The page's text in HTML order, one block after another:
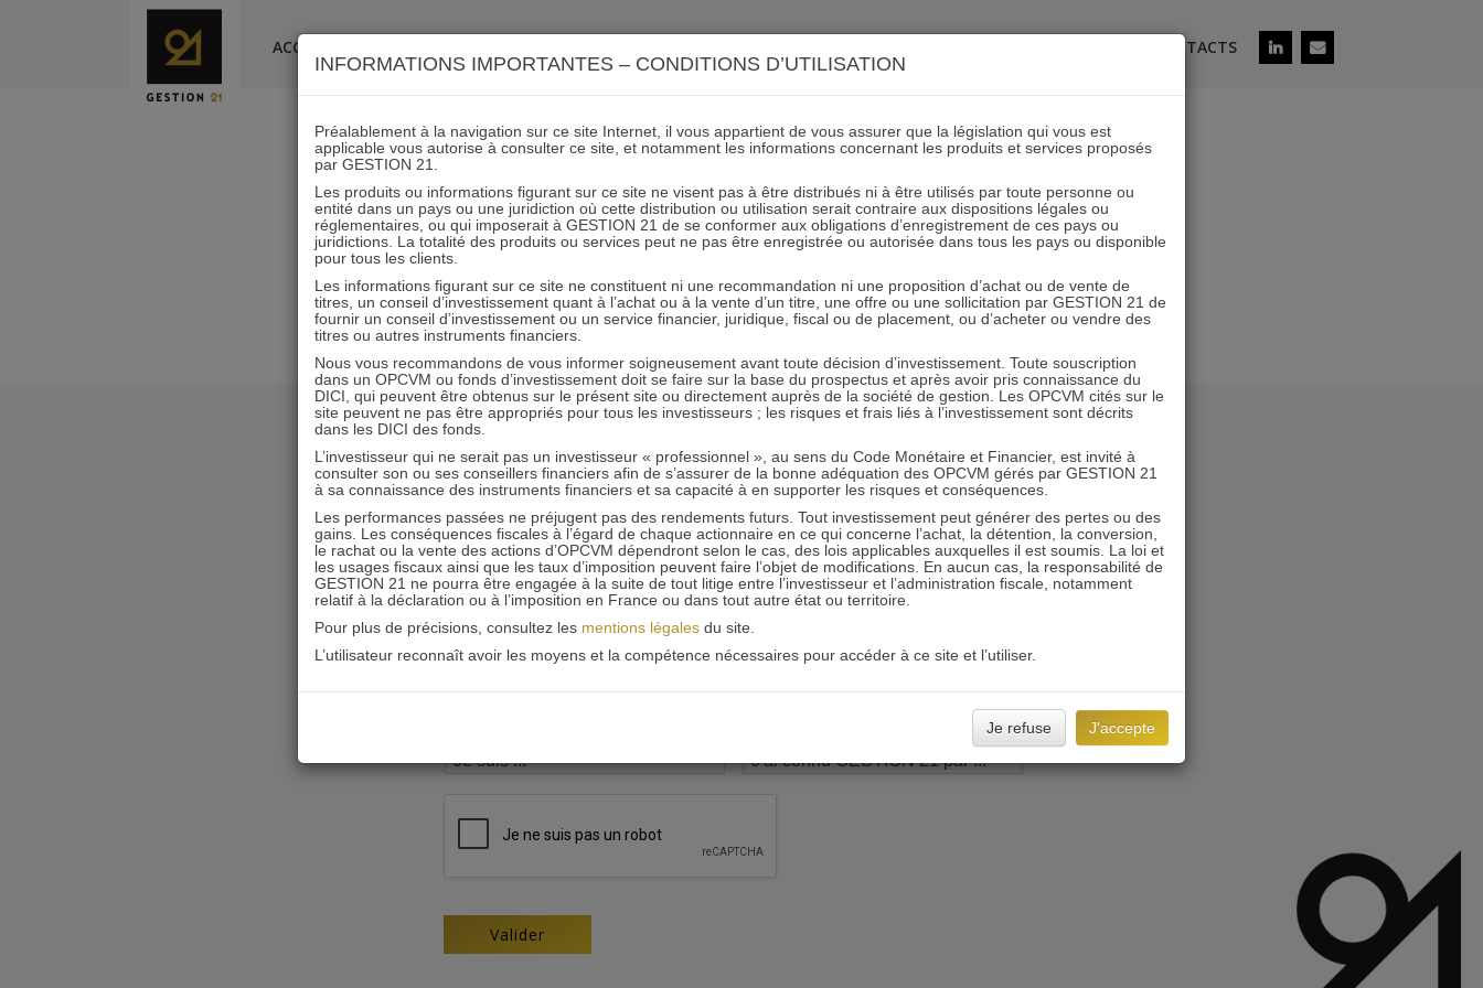
ACCUEIL CONTACTS
A21_L_Scenario de performance_20230428
29.05.2023 - Partagez l'article sur
RESTER INFORMÉ
Recevoir nos newsletters
INFORMATIONS IMPORTANTES – CONDITIONS D’UTILISATION
Préalablement à la navigation sur ce site Internet, il vous appartient de vous assurer que la législation qui vous est
applicable vous autorise à consulter ce site, et notamment les informations concernant les produits et services proposés
par GESTION 21.
Les produits ou informations figurant sur ce site ne visent pas à être distribués ni à être utilisés par toute personne ou
entité dans un pays ou une juridiction où cette distribution ou utilisation serait contraire aux dispositions légales ou
réglementaires, ou qui imposerait à GESTION 21 de se conformer aux obligations d’enregistrement de ces pays ou
juridictions. La totalité des produits ou services peut ne pas être enregistrée ou autorisée dans tous les pays ou disponible
pour tous les clients.
Les informations figurant sur ce site ne constituent ni une recommandation ni une proposition d’achat ou de vente de
titres, un conseil d’investissement quant à l’achat ou à la vente d’un titre, une offre ou une sollicitation par GESTION 21 de
fournir un conseil d’investissement ou un service financier, juridique, fiscal ou de placement, ou d’acheter ou vendre des
titres ou autres instruments financiers.
Nous vous recommandons de vous informer soigneusement avant toute décision d’investissement. Toute souscription
dans un OPCVM ou fonds d’investissement doit se faire sur la base du prospectus et après avoir pris connaissance du
DICI, qui peuvent être obtenus sur le présent site ou directement auprès de la société de gestion. Les OPCVM cités sur le
site peuvent ne pas être appropriés pour tous les investisseurs ; les risques et frais liés à l’investissement sont décrits
dans les DICI des fonds.
L’investisseur qui ne serait pas un investisseur « professionnel », au sens du Code Monétaire et Financier, est invité à
consulter son ou ses conseillers financiers afin de s’assurer de la bonne adéquation des OPCVM gérés par GESTION 21
à sa connaissance des instruments financiers et sa capacité à en supporter les risques et conséquences.
Les performances passées ne préjugent pas des rendements futurs. Tout investissement peut générer des pertes ou des
gains. Les conséquences fiscales à l’égard de chaque actionnaire en ce qui concerne l’achat, la détention, la conversion,
le rachat ou la vente des actions d’OPCVM dépendront selon le cas, des lois applicables auxquelles il est soumis. La loi et
les usages fiscaux ainsi que les taux d’imposition peuvent faire l’objet de modifications. En aucun cas, la responsabilité de
GESTION 21 ne pourra être engagée à la suite de tout litige entre l’investisseur et l’administration fiscale, notamment
relatif à la déclaration ou à l’imposition en France ou dans tout autre état ou territoire.
Pour plus de précisions, consultez les mentions légalesdu site.
L’utilisateur reconnaît avoir les moyens et la compétence nécessaires pour accéder à ce site et l’utiliser.
Je refuse J'accepte